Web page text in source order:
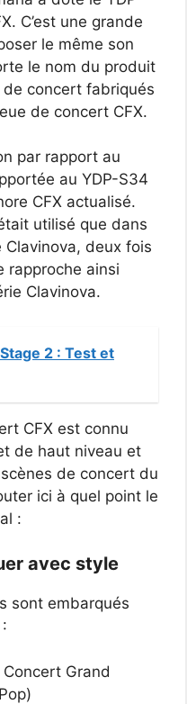
C’est une grande
le même son
le nom du produit
concert fabriqués
de concert CFX.
par rapport au
au YDP-S34
CFX actualisé.
utilisé que dans
deux fois
rapproche ainsi
Clavinova.
2 : Test et
CFX est connu
de haut niveau et
de concert du
ici à quel point le
:
avec style
sont embarqués
Grand